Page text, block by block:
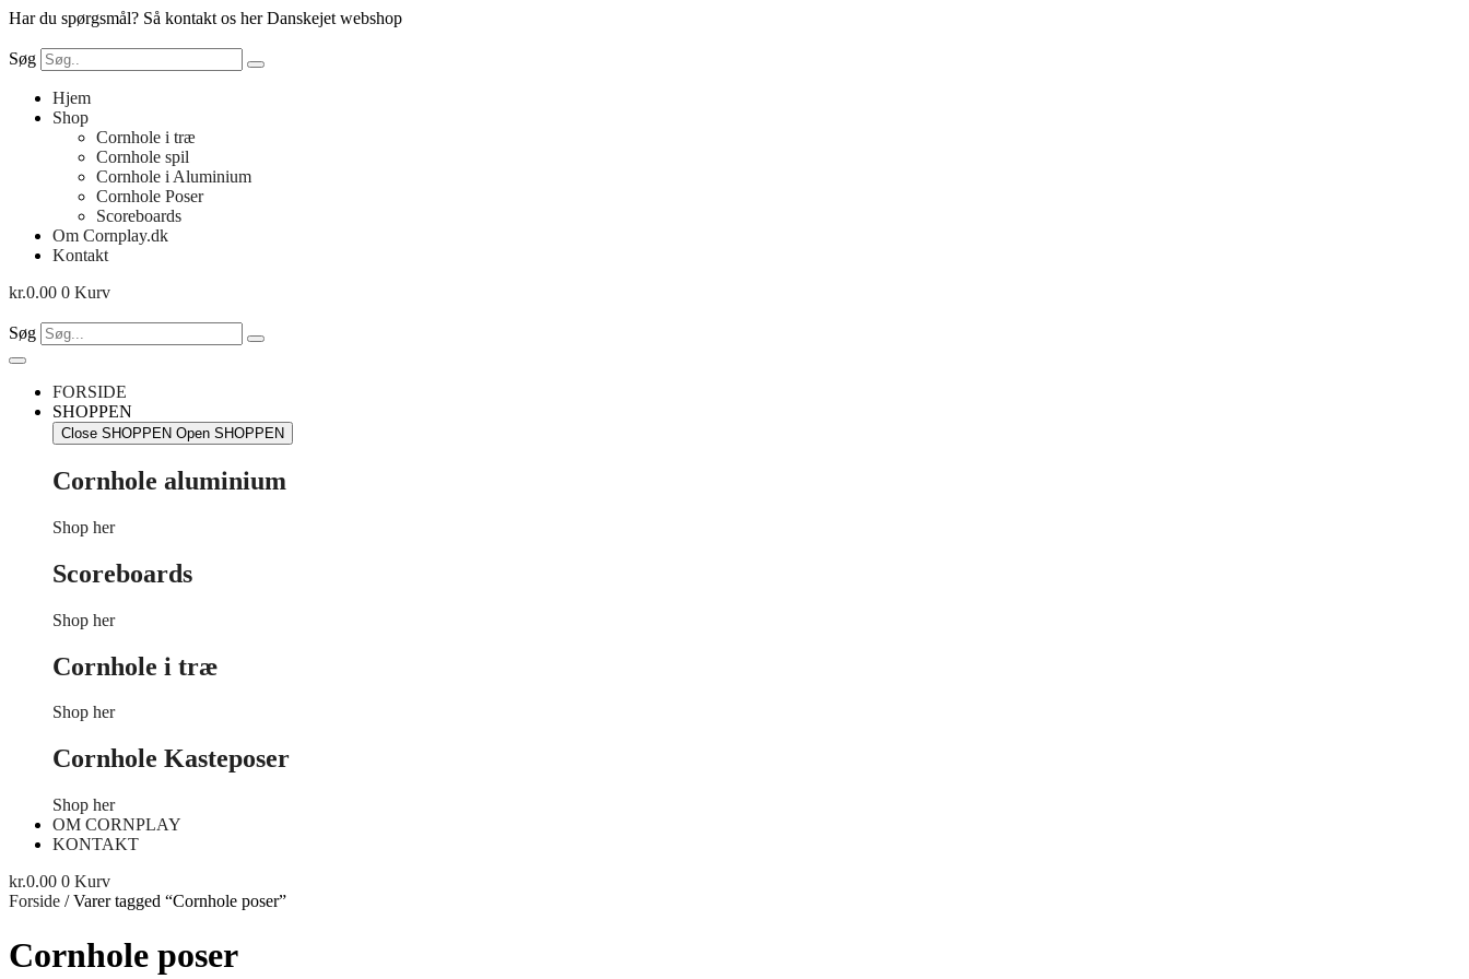
Videre
indhold
Har du spørgsmål? Så kontakt os herDanskejet webshop
Søg
Hjem
Shop
Cornhole i træ
Cornhole spil
Cornhole i Aluminium
Cornhole Poser
Scoreboards
Om Cornplay.dk
Kontakt
kr.0.00 0 Kurv
Søg
FORSIDE
SHOPPEN
Close SHOPPEN Open SHOPPEN
Cornhole aluminium
Shop her
Scoreboards
Shop her
Cornhole i træ
Shop her
Cornhole Kasteposer
Shop her
OM CORNPLAY
KONTAKT
kr.0.00 0 Kurv
Forside / Varer tagged “Cornhole poser”
Cornhole poser